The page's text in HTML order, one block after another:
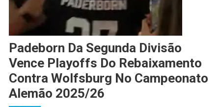
Padeborn Da Segunda Divisão
Vence Playoffs Do Rebaixamento
Contra Wolfsburg No Campeonato
Alemão 2025/26